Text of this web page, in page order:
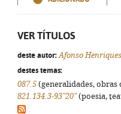
VER TÍTULOS
deste autor: Afonso Henriques
destes temas:
087.5 (generalidades,
821.134.3-93"20"(poesia,